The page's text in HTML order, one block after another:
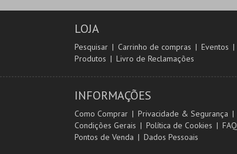
BORDEIRA
INSCREVER
BORDEIRA
LOJA
Pesquisar Carrinho de compras Eventos
Produtos
Livro de Reclamações
INFORMAÇÕES
Como Comprar
Privacidade & Segurança
Condições Gerais
Política de Cookies
FAQ
Pontos de Venda
Dados Pessoais